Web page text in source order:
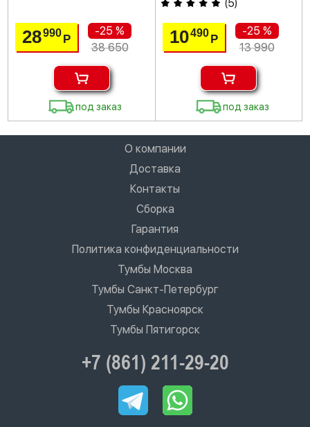
28990Р
-25 %
38 650
под заказ
(5)
10490 Р
-25 %
13 990
под заказ
О компании
Доставка
Контакты
Сборка
Гарантия
Политика конфиденциальности
Тумбы Москва
Тумбы Санкт-Петербург
Тумбы Красноярск
Тумбы Пятигорск
+7 (861) 211-29-20